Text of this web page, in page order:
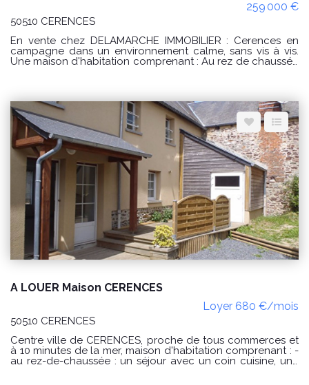
259 000 €
50510 CERENCES
En vente chez DELAMARCHE IMMOBILIER : Cerences en
campagne dans un environnement calme, sans vis à vis.
Une maison d'habitation comprenant : Au rez de chaussée
chambres dont une avec un dressing aménagé, -une salle
d'eau avec WC. PRIX : 259000 € Honoraires à la charge du
vendeur. Classe énergie : D (226) Classe climat : B (9)
Montant estimé des dépenses annuelles d'énergie pour un
usage standard : entre 2860 € et 3920 € / an. Prix moyens
des énergies indexés sur les années 2021, 2022, 2023
(abonnements compris) conformément à l'arrêté du 31
mars 2021 en vigueur lors de l'établissement du DPE "Les
informations sur les risques auxquels ce bien est exposé
sont disponibles sur le site Géorisques :
www.georisques.gouv.fr" POUR VISITER : DELAMARCHE
IMMOBILIER, Florian GINARD 07.86.27.44.34
A LOUER Maison CERENCES
Loyer 680 €/mois
50510 CERENCES
Centre ville de CERENCES, proche de tous commerces et
à 10 minutes de la mer, maison d'habitation comprenant : -
au rez-de-chaussée : un séjour avec un coin cuisine, une